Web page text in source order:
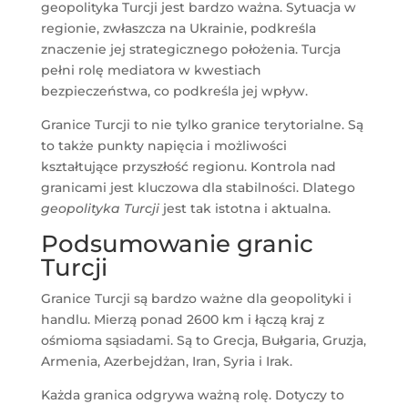
geopolityka Turcji jest bardzo ważna. Sytuacja w
regionie, zwłaszcza na Ukrainie, podkreśla
znaczenie jej strategicznego położenia. Turcja
pełni rolę mediatora w kwestiach
bezpieczeństwa, co podkreśla jej wpływ.
Granice Turcji to nie tylko granice terytorialne. Są
to także punkty napięcia i możliwości
kształtujące przyszłość regionu. Kontrola nad
granicami jest kluczowa dla stabilności. Dlatego
geopolityka Turcjijest tak istotna i aktualna.
Podsumowanie granic
Turcji
Granice Turcji są bardzo ważne dla geopolityki i
handlu. Mierzą ponad 2600 km i łączą kraj z
ośmioma sąsiadami. Są to Grecja, Bułgaria, Gruzja,
Armenia, Azerbejdżan, Iran, Syria i Irak.
Każda granica odgrywa ważną rolę. Dotyczy to